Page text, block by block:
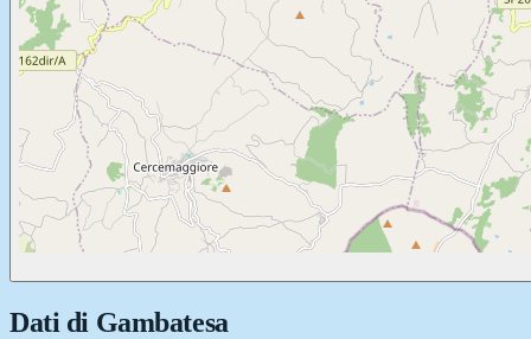
Dati di Gambatesa